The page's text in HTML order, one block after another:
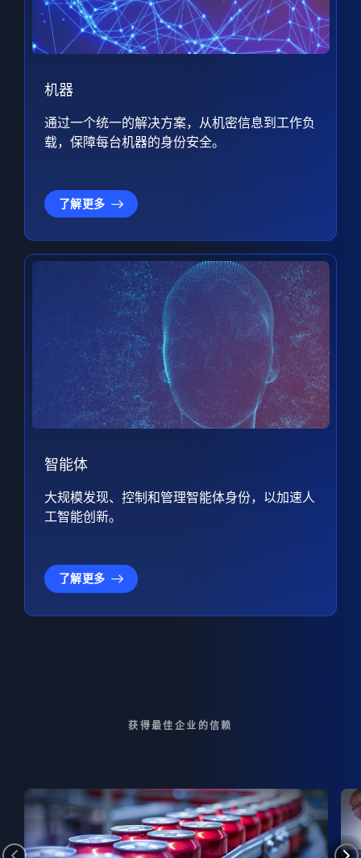
机器
通过一个统一的解决方案，从机密信息到工作负
载，保障每台机器的身份安全。
了解更多
智能体
大规模发现、控制和管理智能体身份，以加速人
工智能创新。
了解更多
获得最佳企业的信赖